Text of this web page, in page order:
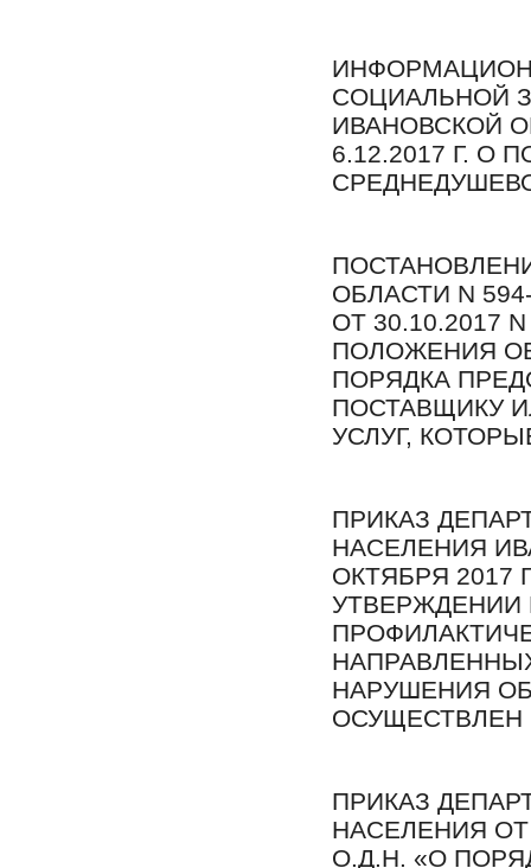
СОЦИАЛЬНОЙ
ИВАНОВСКОЙ
6.12.2017 Г. О
ОБЛАСТИ N
ОТ 30.10.2017
ПОЛОЖЕНИЯ
ПОРЯДКА
ПОСТАВЩИКУ
УСЛУГ,
ПРИКАЗ
НАСЕЛЕНИЯ
ОКТЯБРЯ 2017
НАРУШЕНИЯ
ОСУЩЕСТВЛЕН
ПРИКАЗ
НАСЕЛЕНИЯ ОТ
О.Д.Н. «О